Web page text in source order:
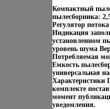
Компактный
пылесборника:
Регулятор
Индикация
установленном
уровень шума
Потребляемая
Емкость
универсальная
Характеристики
комплекте
момент
уведомления.